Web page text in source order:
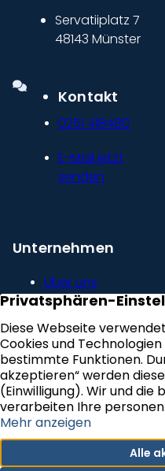
Servatiiplatz 7
48143 Münster
Kontakt
0251 418480
E-Mail jetzt
senden
Unternehmen
Über uns
Unser Leitbild
Presse und
Newsroom
Kundenstimmen
Karriere